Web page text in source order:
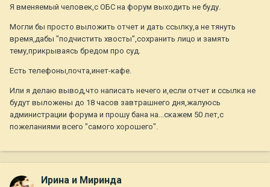
Я вменяемый человек,с ОБС на форум выходить не буду.
Могли бы просто выложить отчет и дать ссылку,а не тянуть
время,дабы "подчистить хвосты",сохранить лицо и замять
тему,прикрываясь бредом про суд.
Есть телефоны,почта,инет-кафе.
Или я делаю вывод,что написать нечего и,если отчет и ссылка не
будут выложены до 18 часов завтрашнего дня,жалуюсь
администрации форума и прошу бана на...скажем 50 лет,с
пожеланиями всего "самого хорошего".
Ирина и Миринда